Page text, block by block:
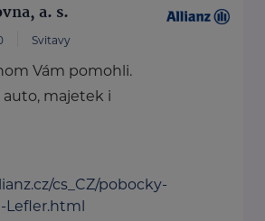
a. s.
Svitavy
Vám pomohli.
auto, majetek i
cs_CZ/pobocky-
Lefler.html